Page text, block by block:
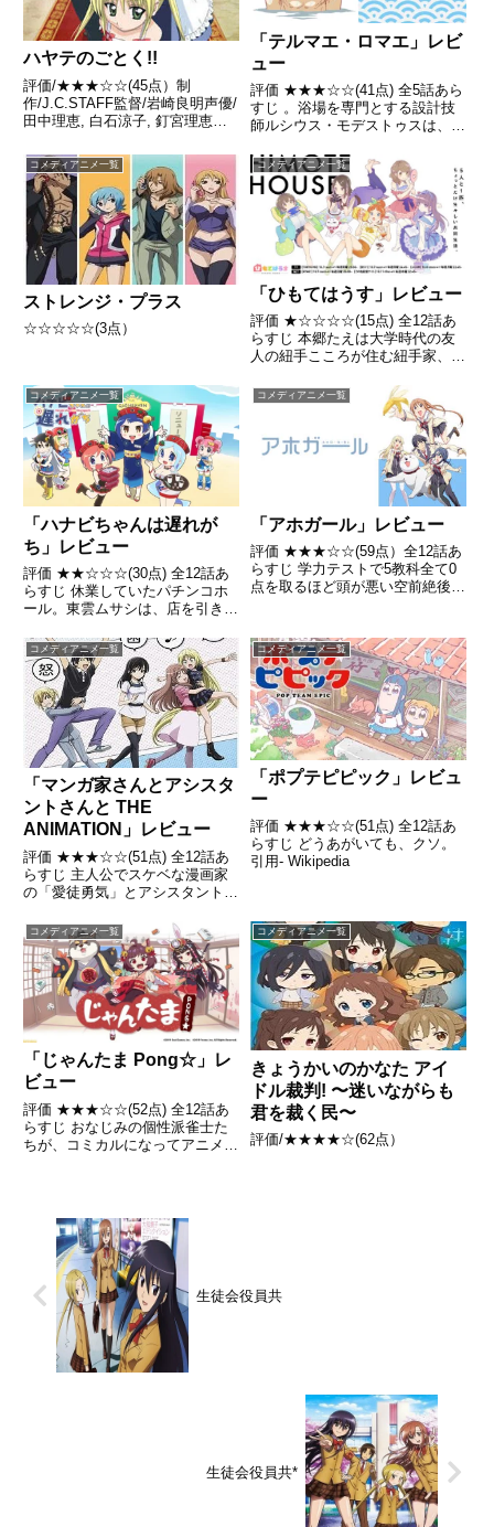
ハヤテのごとく!!
評価/★★★☆☆(45点）制
作/J.C.STAFF監督/岩崎良明声優/
田中理恵, 白石涼子, 釘宮理恵ほ
こちらあらすじ路頭に迷っていた
ハヤテを、ナギは執事として雇う
ことを決め、 ヤクザに1億5000万
の借金を現...
「テルマエ・ロマエ」レビ
ュー
評価 ★★★☆☆(41点) 全5話あら
すじ 。浴場を専門とする設計技
師ルシウス・モデストゥスは、革
相に反した、昔ながらの浴場の建
設を提案するが採用されず、事務
所と喧嘩別れしたことで失業状態
に陥ってしまう。引用-...
コメディアニメ一覧
ストレンジ・プラス
☆☆☆☆☆(3点）
コメディアニメ一覧
「ひもてはうす」レビュー
評価 ★☆☆☆☆(15点) 全12話あ
らすじ 本郷たえは大学時代の友
人の紐手こころが住む紐手家、通
猫1匹の共同生活を始める。引用-
コメディアニメ一覧
「ハナビちゃんは遅れが
ち」レビュー
評価 ★★☆☆☆(30点) 全12話あ
らすじ 休業していたパチンコホ
ール。東雲ムサシは、店を引き継
人化したパチスロ「ハナビ」「バ
ーサス」「サンダーV」の少女た
ちがいた引用- Wikipedia
コメディアニメ一覧
「アホガール」レビュー
評価 ★★★☆☆(59点）全12話あ
らすじ 学力テストで5教科全て0
点を取るほど頭が悪い空前絶後の
教を受けても的外れな返答しかで
きず引用 - Wikipedia
コメディアニメ一覧
「マンガ家さんとアシスタ
ントさんと THE
ANIMATION」レビュー
評価 ★★★☆☆(51点) 全12話あ
らすじ 主人公でスケベな漫画家
の「愛徒勇気」とアシスタントの
るりと描く、爆笑マンガ家コメデ
ィー。引用- Wikipedia
コメディアニメ一覧
「ポプテピピック」レビュ
ー
評価 ★★★☆☆(51点) 全12話あ
らすじ どうあがいても、クソ。
引用- Wikipedia
コメディアニメ一覧
「じゃんたま Pong☆」レ
ビュー
評価 ★★★☆☆(52点) 全12話あ
らすじ おなじみの個性派雀士た
ちが、コミカルになってアニメ
コメディアニメ一覧
きょうかいのかなた アイ
ドル裁判! 〜迷いながらも
君を裁く民〜
評価/★★★★☆(62点）
生徒会役員共
生徒会役員共*